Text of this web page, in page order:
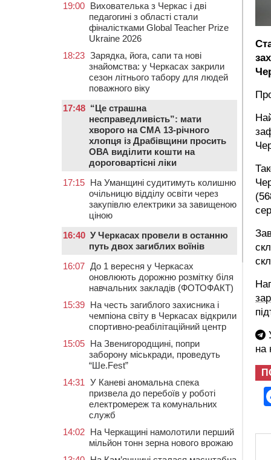
на
19:00 Вихователька з Черкас і дві
педагогині з області стали
фіналістками Global Teacher Prize
Ukraine 2026
18:23 Зарядка, йога, сапи та нові
знайомства: у Черкасах закрили
сезон літнього табору для людей
поважного віку
17:48 “Це страшна
несправедливість”: мати
хворого на СМА 13-річного
хлопця із Драбівщини просить
ОВА виділити кошти на
дороговартісні ліки
17:15 На Уманщині судитимуть колишню
очільницю відділу освіти через
закупівлю електрики за завищеною
ціною
16:40 У Черкасах провели в останню
путь двох загиблих воїнів
16:07 До 1 вересня у Черкасах
оновлюють дорожню розмітку біля
навчальних закладів (ФОТОФАКТ)
15:39 На честь загиблого захисника і
чемпіона світу в Черкасах відкрили
спортивно-реабілітаційний центр
15:05 На Звенигородщині, попри
заборону міськради, проведуть
“Ше.Fest”
14:31 У Каневі аномальна спека
призвела до перебоїв у роботі
електромереж та комунальних
служб
14:02 На Черкащині намолотили перший
мільйон тонн зерна нового врожаю